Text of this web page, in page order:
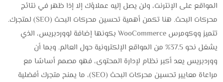
المواقع على الإنترنت، ولن يصل إليه عملاؤك إلا إذا ظهر في نتائج
محركات البحث. هنا تكمن أهمية تحسين محركات البحث (SEO) لمتجرك.
تتميز ووكومرس WooCommerce بكونها إضافة لووردبريس، الذي
يشغل نحو 37.5% من المواقع الإلكترونية حول العالم. وبما أن
ووردبريس يعد أكبر نظام لإدارة المحتوى، فهو مصمم أساسًا مع
مراعاة معايير تحسين محركات البحث (SEO)، ما يمنح متجرك أفضلية